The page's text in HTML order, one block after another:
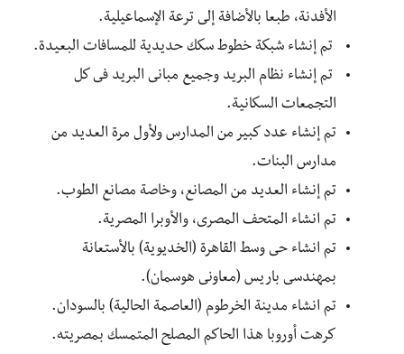
الأفدنة، طبعا بالأضافة إلى ترعة الإسماعيلية.
تم إنشاء شبكة خطوط سكك حديدية للمسافات البعيدة.
تم إنشاء نظام البريد وجميع مبانى البريد فى كل
التجمعات السكانية.
تم إنشاء عدد كبير من المدارس ولأول مرة العديد من
مدارس البنات.
تم إنشاء العديد من المصانع، وخاصة مصانع الطوب.
تم انشاء المتحف المصرى، والأوبرا المصرية.
تم انشاء حى وسط القاهرة (الخديوية) بالأستعانة
بمهندسى باريس (معاونى هوسمان).
تم انشاء مدينة الخرطوم (العاصمة الحالية) بالسودان.
كرهت أوروبا هذا الحاكم المصلح المتمسك بمصريته.